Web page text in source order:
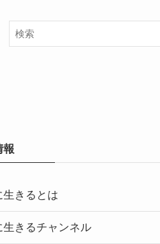
ー
で
報
生きるとは
生きるチャンネル